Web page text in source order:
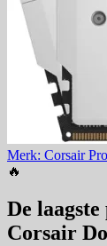
Merk: Corsair
🔥
De
Corsair